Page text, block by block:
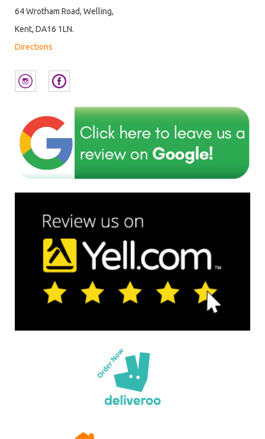
64 Wrotham Road, Welling,
Kent, DA16 1LN.
Directions